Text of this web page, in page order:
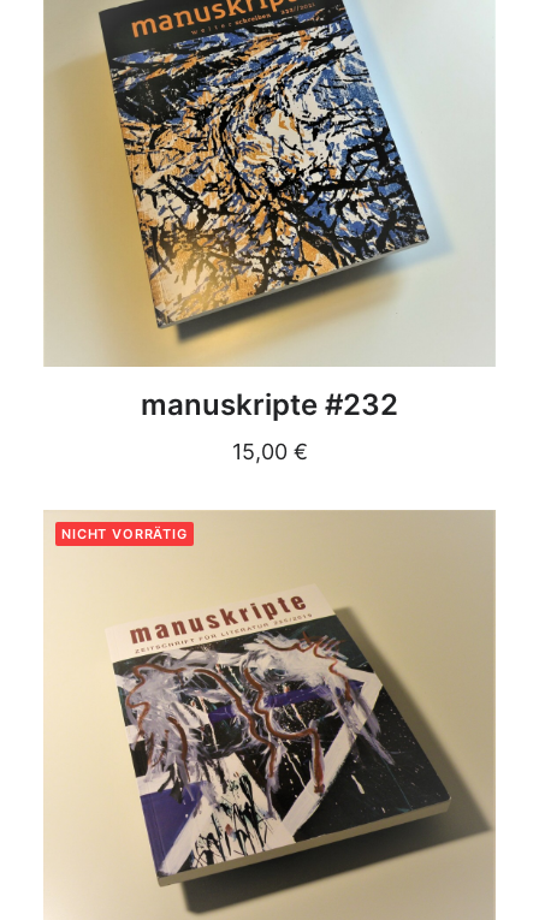
DETAILS
manuskripte #232
15,00 €
NICHT VORRÄTIG